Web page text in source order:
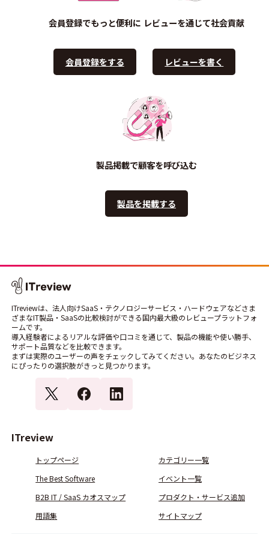
会員登録でもっと便利に
会員登録をする
レビューを通じて社会貢献
レビューを書く
製品掲載で顧客を呼び込む
製品を掲載する
ITreviewは、法人向けSaaS・テクノロジーサービス・ハードウェアなどさま
ざまなIT製品・SaaSの比較検討ができる国内最大級のレビュープラットフォ
ームです。
導入経験者によるリアルな評価や口コミを通じて、製品の機能や使い勝手、
サポート品質などを比較できます。
まずは実際のユーザーの声をチェックしてみてください。あなたのビジネス
にぴったりの選択肢がきっと見つかります。
ITreview
トップページ
カテゴリー一覧
The Best Software
イベント一覧
B2B IT / SaaS カオスマップ
プロダクト・サービス追加
用語集
サイトマップ